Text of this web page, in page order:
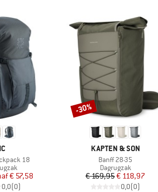
18
prijs
€ 57,58
0,0(0)
MERK
KAPTEN & SON
Artikel
Banff 28-35
Productgroep
Dagrugzak
Prijs
€ 169,95Verlaagde prijs
€ 118,97
0,0(0)
Korting
-30%